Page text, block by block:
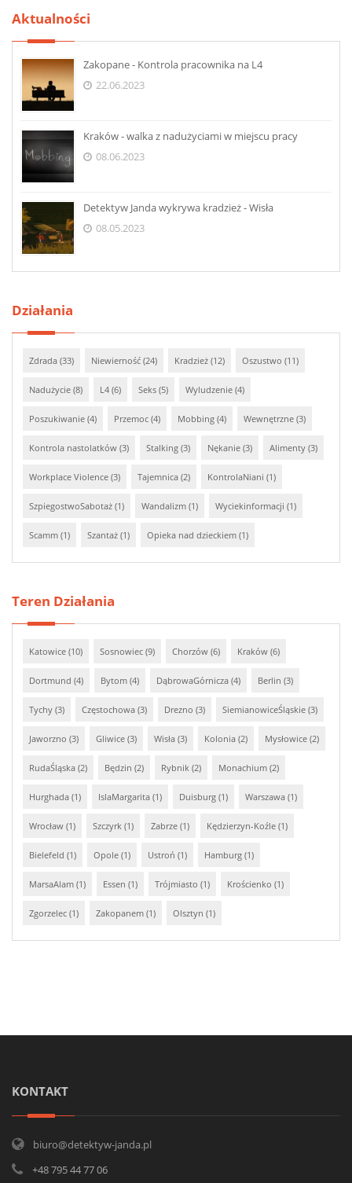
Aktualności
Zakopane - Kontrola pracownika na L4
22.06.2023
Kraków - walka z nadużyciami w miejscu pracy
08.06.2023
Detektyw Janda wykrywa kradzież - Wisła
08.05.2023
Działania
Zdrada (33) Niewierność (24) Kradzież (12) Oszustwo (11)
Nadużycie (8) L4 (6) Seks (5) Wyludzenie (4)
Poszukiwanie (4) Przemoc (4) Mobbing (4) Wewnętrzne (3)
Kontrola nastolatków (3) Stalking (3) Nękanie (3) Alimenty (3)
Workplace Violence (3) Tajemnica (2) KontrolaNiani (1)
SzpiegostwoSabotaż (1) Wandalizm (1) Wyciekinformacji (1)
Scamm (1) Szantaż (1) Opieka nad dzieckiem (1)
Teren Działania
Katowice (10) Sosnowiec (9) Chorzów (6) Kraków (6)
Dortmund (4) Bytom (4) DąbrowaGórnicza (4) Berlin (3)
Tychy (3) Częstochowa (3) Drezno (3) SiemianowiceŚląskie (3)
Jaworzno (3) Gliwice (3) Wisła (3) Kolonia (2) Mysłowice (2)
RudaŚląska (2) Będzin (2) Rybnik (2) Monachium (2)
Hurghada (1) IslaMargarita (1) Duisburg (1) Warszawa (1)
Wrocław (1) Szczyrk (1) Zabrze (1) Kędzierzyn-Koźle (1)
Bielefeld (1) Opole (1) Ustroń (1) Hamburg (1)
MarsaAlam (1) Essen (1) Trójmiasto (1) Krościenko (1)
Zgorzelec (1) Zakopanem (1) Olsztyn (1)
KONTAKT
biuro@detektyw-janda.pl
+48 795 44 77 06